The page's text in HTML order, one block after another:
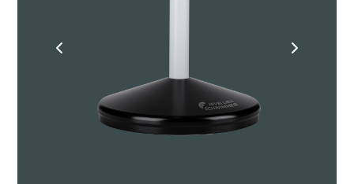
 